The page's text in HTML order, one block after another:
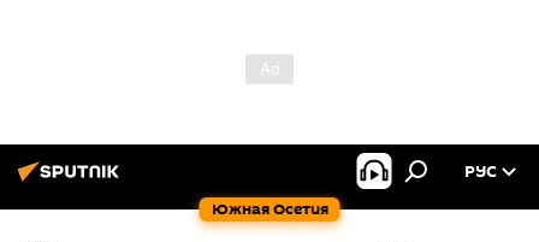
Южная Осетия
РУС